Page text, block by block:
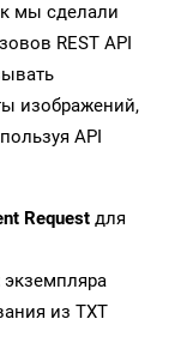
мы сделали
REST API
изображений,
API
Request для
экземпляра
из TXT